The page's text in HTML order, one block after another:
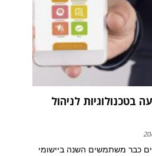
לניהול
כי 24% מהעובדים כבר משתמשים השנה ביישומי